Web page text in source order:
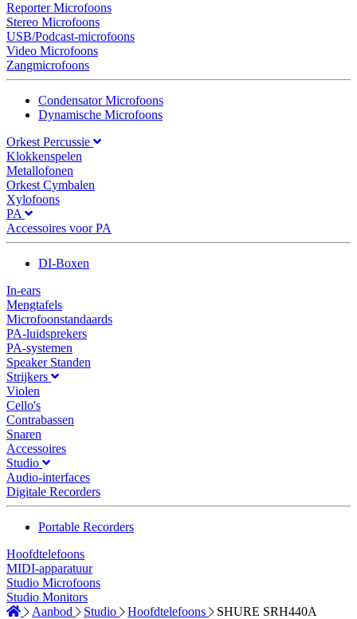
Reporter Microfoons
Stereo Microfoons
USB/Podcast-microfoons
Video Microfoons
Zangmicrofoons
Condensator Microfoons
Dynamische Microfoons
Orkest Percussie
Klokkenspelen
Metallofonen
Orkest Cymbalen
Xylofoons
PA
Accessoires voor PA
DI-Boxen
In-ears
Mengtafels
Microfoonstandaards
PA-luidsprekers
PA-systemen
Speaker Standen
Strijkers
Violen
Cello's
Contrabassen
Snaren
Accessoires
Studio
Audio-interfaces
Digitale Recorders
Portable Recorders
Hoofdtelefoons
MIDI-apparatuur
Studio Microfoons
Studio Monitors
Aanbod
Studio Hoofdtelefoons SHURE SRH440A